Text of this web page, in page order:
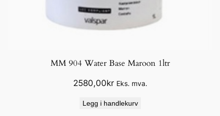
MM 904 Water Base Maroon 1ltr
2580,00kr Eks. mva.
Legg i handlekurv